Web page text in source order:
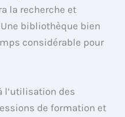
la recherche et
bibliothèque bien
considérable pour
l’utilisation des
de formation et